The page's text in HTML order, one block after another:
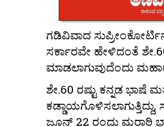
ಗಡಿವಿವಾದ
ಸರ್ಕಾರವೇ ಹೇಳಿದಂತೆ
ಮಾಡಲಾಗುವುದೆಂದು
ಶೇ.60 ರಷ್ಟು ಕನ್ನಡ ಭಾಷೆ
ಜೂನ್ 22 ರಂದು ಮರಾಠಿ